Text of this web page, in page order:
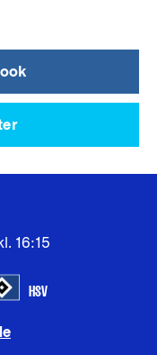
16:15
HSV